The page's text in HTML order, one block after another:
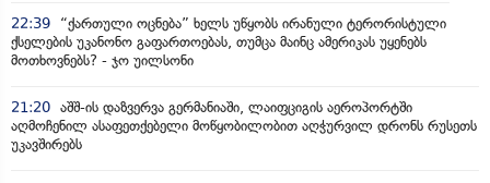
22:39
“ქართული ოცნება” ხელს უწყობს ირანული ტერორისტული
ქსელების უკანონო გაფართოებას, თუმცა მაინც ამერიკას უყენებს
მოთხოვნებს? - ჯო უილსონი
21:20 აშშ-ის დაზვერვა გერმანიაში, ლაიფციგის აეროპორტში
აღმოჩენილ ასაფეთქებელი მოწყობილობით აღჭურვილ დრონს რუსეთს
უკავშირებს